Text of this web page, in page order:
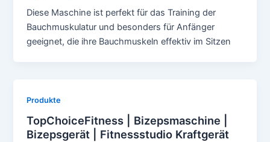
Diese Maschine ist perfekt für das Training der
Bauchmuskulatur und besonders für Anfänger
geeignet, die ihre Bauchmuskeln effektiv im Sitzen
Produkte
TopChoiceFitness | Bizepsmaschine |
Bizepsgerät | Fitnessstudio Kraftgerät